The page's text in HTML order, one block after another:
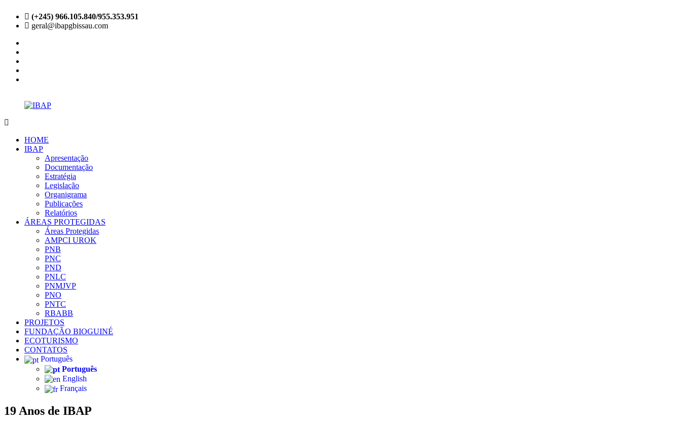
content
(+245) 966.105.840/955.353.951
geral@ibapgbissau.com
OficialHOME
IBAP
Apresentação
Documentação
Estratégia
Legislação
Organigrama
Publicações
Relatórios
ÁREAS PROTEGIDAS
Áreas Protegidas
AMPCI UROK
PNB
PNC
PND
PNLC
PNMJVP
PNO
PNTC
RBABB
PROJETOS
FUNDAÇÃO BIOGUINÉ
ECOTURISMO
CONTATOS
Português
Português
English
Français
19 Anos de IBAP